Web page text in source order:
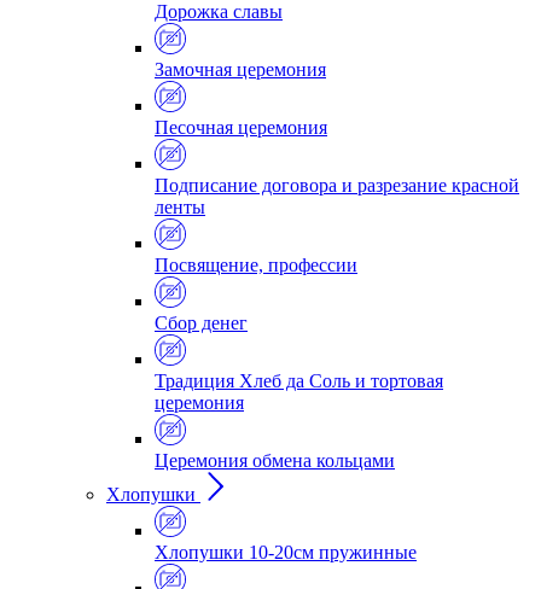
Дорожка славы
Замочная церемония
Песочная церемония
Подписание договора и разрезание красной
ленты
Посвящение, профессии
Сбор денег
Традиция Хлеб да Соль и тортовая
церемония
Церемония обмена кольцами
Хлопушки
Хлопушки 10-20см пружинные